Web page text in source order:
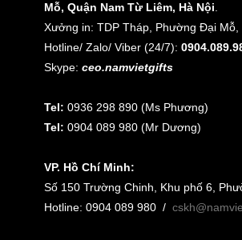
Mỗ, Quận Nam Từ Liêm, Hà Nội.
Xưởng in: TDP Tháp, Phường Đại
Hotline/ Zalo/ Viber (24/7):
Skype: ceo.namvietgifts
Tel: 0936 298 890 (Ms Phương)
Tel: 0904 089 980 (Mr Dương)
VP. Hồ Chí Minh:
Số 150 Trường Chinh, Khu phố 6,
Hotline: 0904 089 980 /